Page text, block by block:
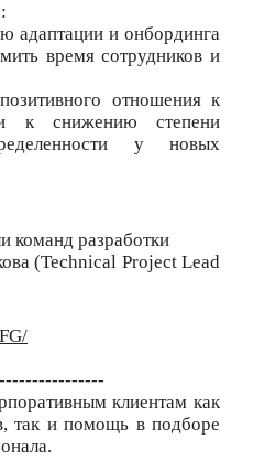
адаптации и онбординга
время сотрудников и
отношения к
к снижению степени
у новых
команд разработки
(Technical Project Lead
клиентам как
так и помощь в подборе